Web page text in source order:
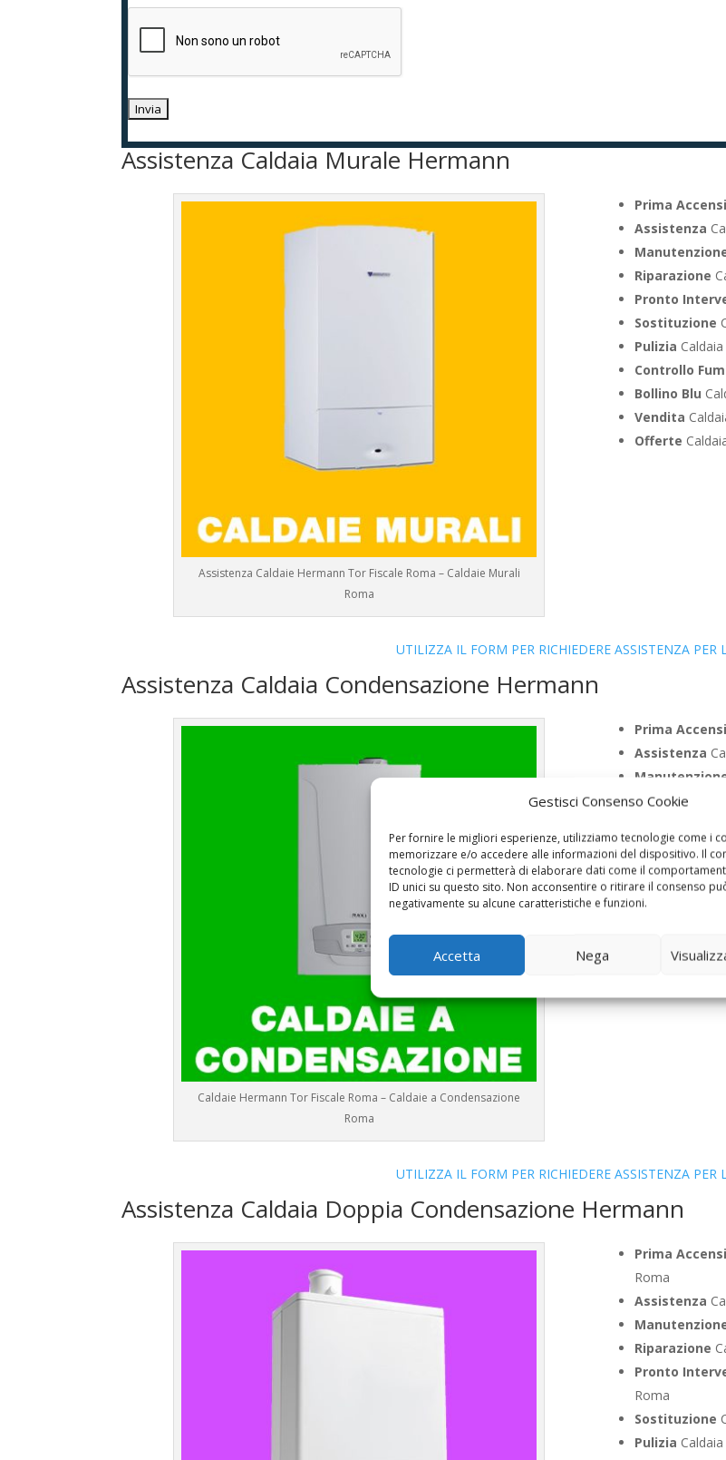
Gestisci Consenso Cookie
Per fornire le migliori esperienze, utilizziamo tecnologie come i
memorizzare e/o accedere alle informazioni del dispositivo. Il
tecnologie ci permetterà di elaborare dati come il
ID unici su questo sito. Non acconsentire o ritirare il consenso
negativamente su alcune caratteristiche e funzioni.
Accetta Nega
*
Assistenza Caldaia Murale Hermann
Assistenza Caldaie Hermann Tor Fiscale Roma – Caldaie Murali
Roma
Prima
Assistenza
Riparazione
Pronto
Sostituzione
Pulizia
Controllo
Bollino Blu
Vendita
Offerte
UTILIZZA IL FORM PER RICHIEDERE ASSISTENZA PER
Assistenza Caldaia Condensazione Hermann
Caldaie Hermann Tor Fiscale Roma – Caldaie a Condensazione
Roma
Prima
Assistenza
Riparazione
Sostituzione
PuliziaCaldaia
Controllo
Offerte
UTILIZZA IL FORM PER RICHIEDERE ASSISTENZA PER
Assistenza Caldaia Doppia Condensazione Hermann
Prima
Roma
Assistenza
Riparazione
Pronto
Roma
Sostituzione
Pulizia